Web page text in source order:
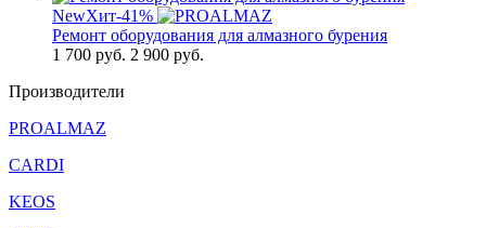
NewХит-41%
Ремонт оборудования для алмазного бурения
1 700 руб. 2 900 руб.
Производители
PROALMAZ
CARDI
KEOS